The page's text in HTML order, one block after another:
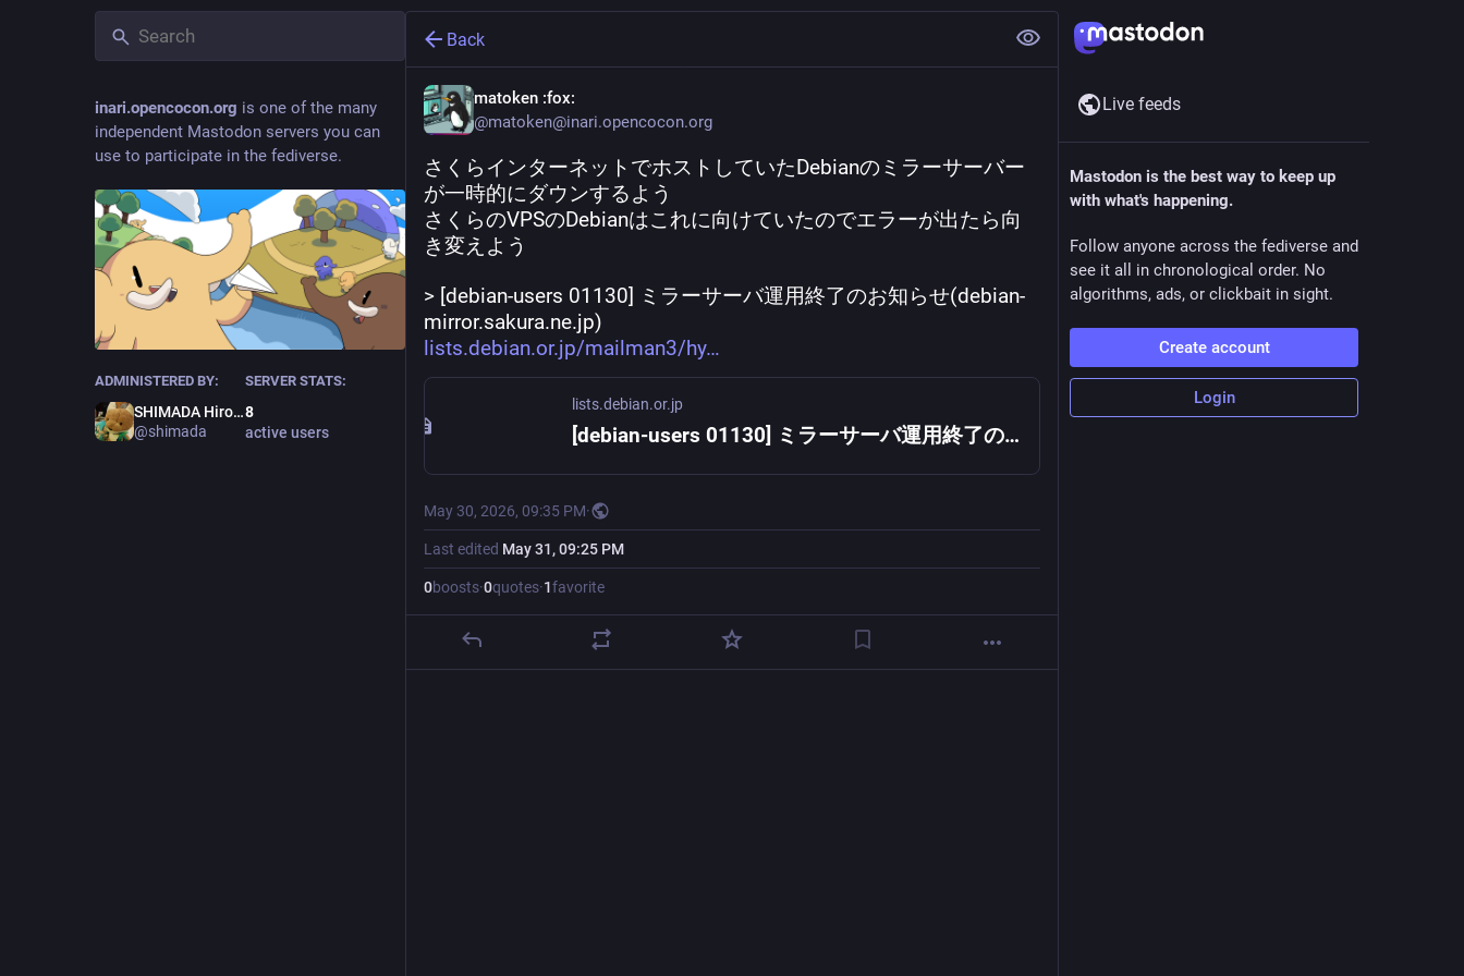
inari.opencocon.org is one of the many
independent Mastodon servers you can
use to participate in the fediverse.
ADMINISTERED BY:
SHIMADA Hirofumi
@shimada
SERVER STATS:
8
active users
Back
matoken :fox:
@matoken@inari.opencocon.org
さくらインターネットでホストしていたDebianのミラーサーバー
が一時的にダウンするよう
さくらのVPSのDebianはこれに向けていたのでエラーが出たら向
き変えよう
> [debian-users 01130] ミラーサーバ運用終了のお知らせ(debian-
mirror.sakura.ne.jp)
lists.debian.or.jp/mailman3/hy
lists.debian.or.jp
[debian-users 01130] ミラーサーバ運用終了のお知らせ(debian-mirror.sakura.ne.jp) - debian-users - Debian JP Project
May 30, 2026, 09:35 PM·
Last edited May 31, 09:25 PM
0boosts·0quotes·1favorite
Live feeds
Mastodon is the best way to keep up
with what's happening.
Follow anyone across the fediverse and
see it all in chronological order. No
algorithms, ads, or clickbait in sight.
Create account
Login